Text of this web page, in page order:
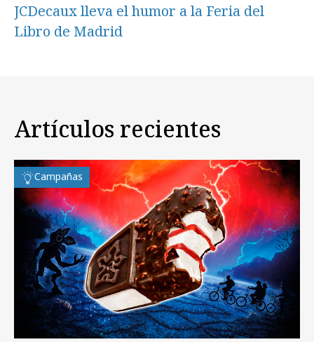
JCDecaux lleva el humor a la Feria del
Libro de Madrid
Artículos recientes
Campañas